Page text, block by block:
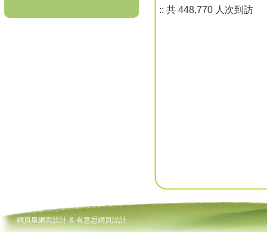
:: 共 448,770 人次到訪
網頁皇網頁設計 & 有意思網頁設計